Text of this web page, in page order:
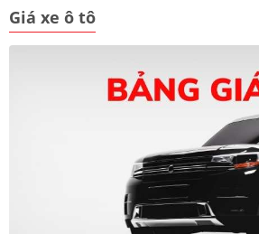
Giá xe ô tô